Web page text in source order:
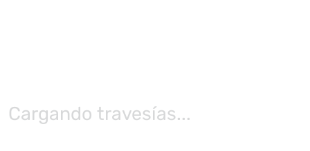
Cargando travesías...